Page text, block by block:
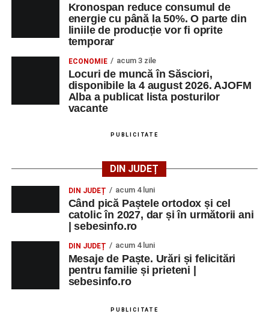
Ultimele știri din Sebeș
Primăria Sebeș a decis să reducă intensitatea
iluminatului public pe timpul nopții, în contextul
apelului la economii al Guvernului Bolojan
Duminică, 23 august 2026, Râpa Roșie găzduiește
cea de-a III-a ediție a concursului „CicloAventurier
Primul concert din cadrul String Symphonic Camp
Kronospan reduce consumul de
energie cu până la 50%. O parte din
liniile de producție vor fi oprite
temporar
ECONOMIE acum 3 zile
Locuri de muncă în Săsciori,
disponibile la 4 august 2026. AJOFM
Alba a publicat lista posturilor
vacante
PUBLICITATE
DIN JUDEȚ
DIN JUDEȚ acum 4 luni
Când pică Paștele ortodox și cel
catolic în 2027, dar și în următorii ani
| sebesinfo.ro
DIN JUDEȚ acum 4 luni
Mesaje de Paște. Urări și felicitări
pentru familie și prieteni |
sebesinfo.ro
PUBLICITATE